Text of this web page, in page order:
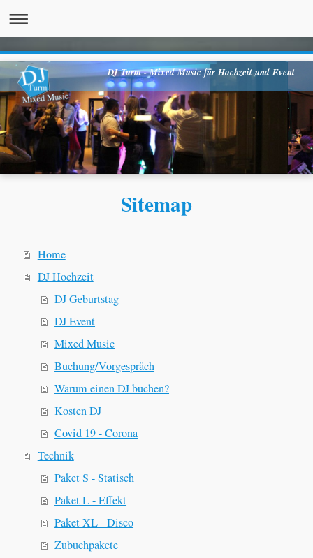
DJ Turm - Mixed Music für Hochzeit und Event
Sitemap
Home
DJ Hochzeit
DJ Geburtstag
DJ Event
Mixed Music
Buchung/Vorgespräch
Warum einen DJ buchen?
Kosten DJ
Covid 19 - Corona
Technik
Paket S - Statisch
Paket L - Effekt
Paket XL - Disco
Zubuchpakete